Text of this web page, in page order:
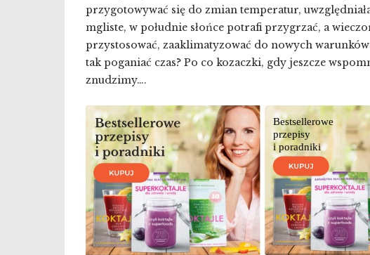
przygotowywać się do zmian temperatur,
mgliste, w południe słońce potrafi przygrzać, a
przystosować, zaaklimatyzować do nowych
tak poganiać czas? Po co kozaczki, gdy jeszcze
znudzimy….